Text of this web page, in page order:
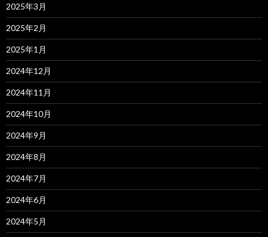
2025年3月
2025年2月
2025年1月
2024年12月
2024年11月
2024年10月
2024年9月
2024年8月
2024年7月
2024年6月
2024年5月